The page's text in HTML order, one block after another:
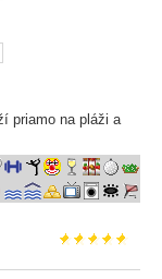
priamo na pláži a